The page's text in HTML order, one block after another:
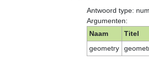
Antwoord type:
Argumenten:
Naam
Titel
geometry